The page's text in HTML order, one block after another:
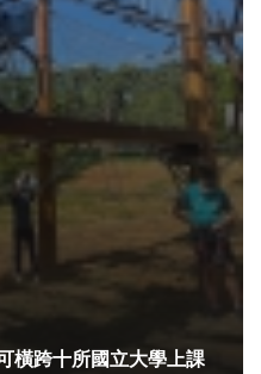
橫跨十所國立大學上課